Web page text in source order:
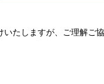
たしますが、ご理解ご